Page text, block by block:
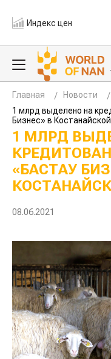
Индекс цен
Главная
Новости
1 млрд выделено на
Бизнес» в
1 МЛРД
«БАСТАУ
08.06.2021